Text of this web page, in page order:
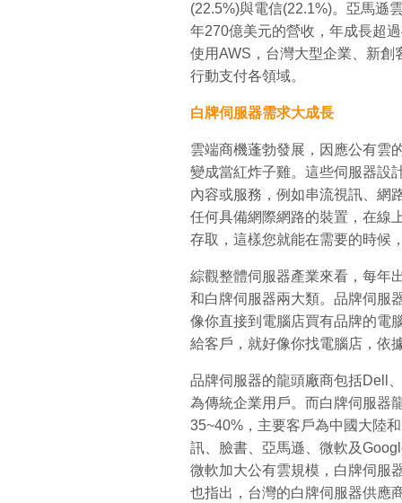
(22.5%)與電信(22.1%)。亞馬遜
年270億美元的營收，年成長超
使用AWS，台灣大型企業、新
行動支付各領域。
白牌伺服器需求大成長
雲端商機蓬勃發展，因應公有雲
變成當紅炸子雞。這些伺服器設
內容或服務，例如串流視訊、網
任何具備網際網路的裝置，在線
存取，這樣您就能在需要的時候
綜觀整體伺服器產業來看，每年
和白牌伺服器兩大類。品牌伺服
像你直接到電腦店買有品牌的電
給客戶，就好像你找電腦店，依
品牌伺服器的龍頭廠商包括Dell
為傳統企業用戶。而白牌伺服器
35~40%，主要客戶為中國大陸
訊、臉書、亞馬遜、微軟及
微軟加大公有雲規模，白牌伺服
也指出，台灣的白牌伺服器供應